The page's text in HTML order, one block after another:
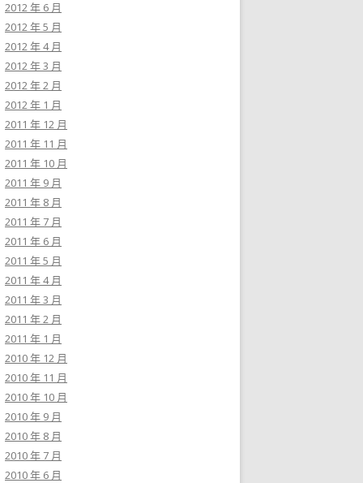
2012 年 6 月
2012 年 5 月
2012 年 4 月
2012 年 3 月
2012 年 2 月
2012 年 1 月
2011 年 12 月
2011 年 11 月
2011 年 10 月
2011 年 9 月
2011 年 8 月
2011 年 7 月
2011 年 6 月
2011 年 5 月
2011 年 4 月
2011 年 3 月
2011 年 2 月
2011 年 1 月
2010 年 12 月
2010 年 11 月
2010 年 10 月
2010 年 9 月
2010 年 8 月
2010 年 7 月
2010 年 6 月